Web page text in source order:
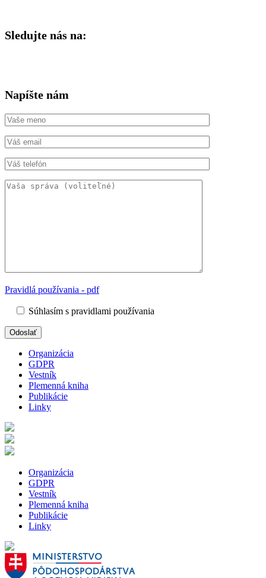
Sledujte nás na:
Napíšte nám
Pravidlá používania - pdf
Súhlasím s pravidlami používania
Organizácia
GDPR
Vestník
Plemenná kniha
Publikácie
Linky
Organizácia
GDPR
Vestník
Plemenná kniha
Publikácie
Linky